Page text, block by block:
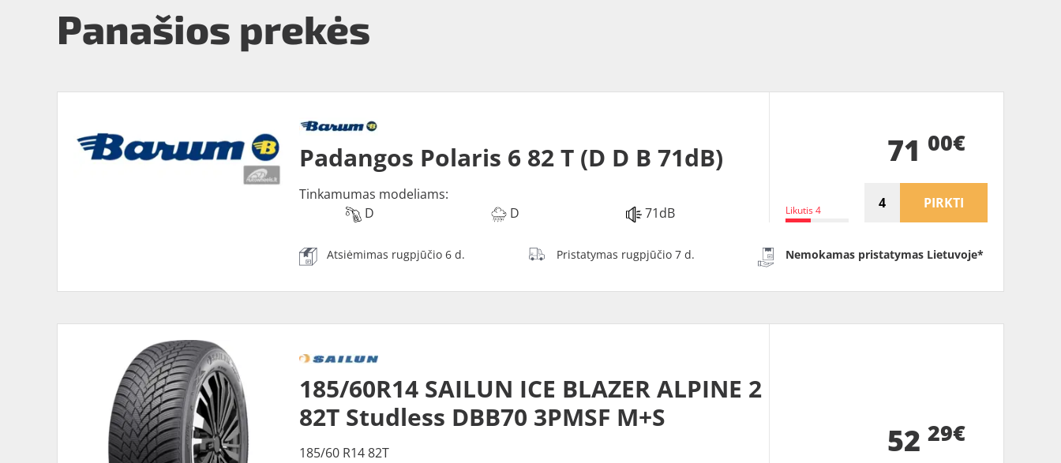
Panašios prekės
Padangos Polaris 6 82 T (D D B 71dB)
Tinkamumas modeliams:
D
D 71dB Likutis 4
71 00€
PIRKTI
Atsiėmimas rugpjūčio 6 d. Pristatymas rugpjūčio 7 d. Nemokamas pristatymas Lietuvoje*
185/60R14 SAILUN ICE BLAZER ALPINE 2
82T Studless DBB70 3PMSF M+S
185/60 R14 82T
52 29€